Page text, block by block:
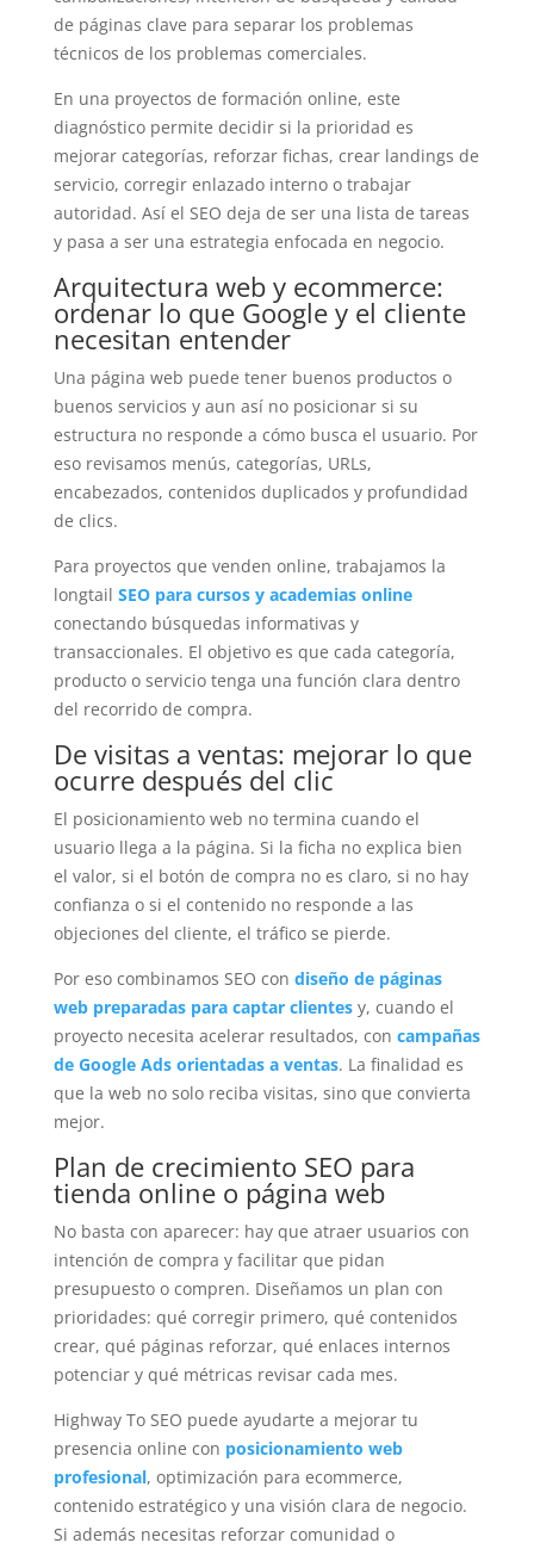
de páginas clave para separar los problemas
técnicos de los problemas comerciales.
En una proyectos de formación online, este
diagnóstico permite decidir si la prioridad es
mejorar categorías, reforzar fichas, crear landings de
servicio, corregir enlazado interno o trabajar
autoridad. Así el SEO deja de ser una lista de tareas
y pasa a ser una estrategia enfocada en negocio.
Arquitectura web y ecommerce:
ordenar lo que Google y el cliente
necesitan entender
Una página web puede tener buenos productos o
buenos servicios y aun así no posicionar si su
estructura no responde a cómo busca el usuario. Por
eso revisamos menús, categorías, URLs,
encabezados, contenidos duplicados y profundidad
de clics.
Para proyectos que venden online, trabajamos la
longtail SEO para cursos y academias online
conectando búsquedas informativas y
transaccionales. El objetivo es que cada categoría,
producto o servicio tenga una función clara dentro
del recorrido de compra.
De visitas a ventas: mejorar lo que
ocurre después del clic
El posicionamiento web no termina cuando el
usuario llega a la página. Si la ficha no explica bien
el valor, si el botón de compra no es claro, si no hay
confianza o si el contenido no responde a las
objeciones del cliente, el tráfico se pierde.
Por eso combinamos SEO con diseño de páginas
web preparadas para captar clientesy, cuando el
proyecto necesita acelerar resultados, con campañas
de Google Ads orientadas a ventas. La finalidad es
que la web no solo reciba visitas, sino que convierta
mejor.
Plan de crecimiento SEO para
tienda online o página web
No basta con aparecer: hay que atraer usuarios con
intención de compra y facilitar que pidan
presupuesto o compren. Diseñamos un plan con
prioridades: qué corregir primero, qué contenidos
crear, qué páginas reforzar, qué enlaces internos
potenciar y qué métricas revisar cada mes.
Highway To SEO puede ayudarte a mejorar tu
presencia online con posicionamiento web
profesional, optimización para ecommerce,
contenido estratégico y una visión clara de negocio.
Si además necesitas reforzar comunidad o